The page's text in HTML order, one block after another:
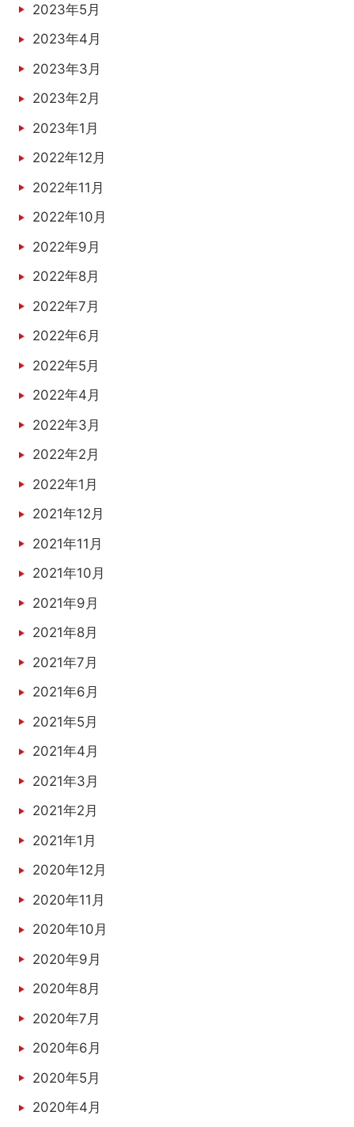
2023年5月
2023年4月
2023年3月
2023年2月
2023年1月
2022年12月
2022年11月
2022年10月
2022年9月
2022年8月
2022年7月
2022年6月
2022年5月
2022年4月
2022年3月
2022年2月
2022年1月
2021年12月
2021年11月
2021年10月
2021年9月
2021年8月
2021年7月
2021年6月
2021年5月
2021年4月
2021年3月
2021年2月
2021年1月
2020年12月
2020年11月
2020年10月
2020年9月
2020年8月
2020年7月
2020年6月
2020年5月
2020年4月